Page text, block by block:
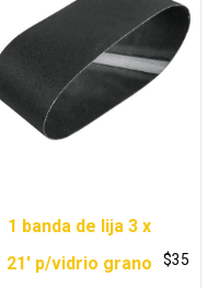
1 banda de lija 3 x
21′ p/vidrio grano
$35